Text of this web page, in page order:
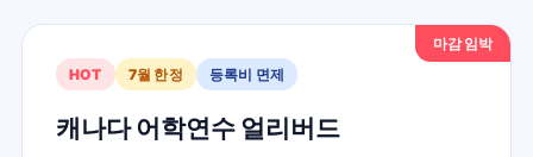
마감 임박
HOT
7월 한정 등록비 면제
캐나다 어학연수 얼리버드